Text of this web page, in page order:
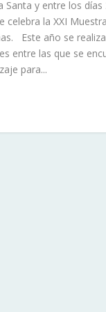
Santa y entre los días
celebra la XXI
Este año se
entre las que se
para...